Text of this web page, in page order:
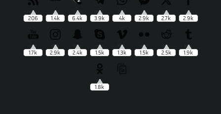
206 1.4k 6.4k 3.9k 4k 2.9k 2.7k 2.9k
1.7k 2.9k 2.4k 1.5k 1.3k 1.5k 2.5k 1.9k
1.8k